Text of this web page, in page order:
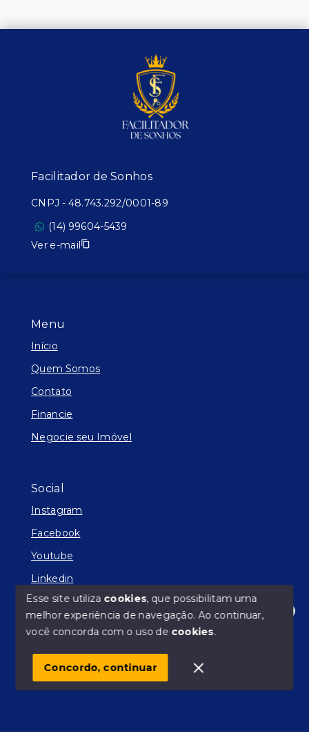
Menu
Início
Quem Somos
Contato
Financie
Negocie seu Imóvel
Social
Instagram
Facebook
Youtube
Linkedin
© Copyright 2026 - Facilitador de Sonhos - Todos os
SITE PARA IMOBILIARIA
Facilitador de Sonhos
CNPJ - 48.743.292/0001-89
(14) 99604-5439
Ver e-mail
Olá! Estamos disponíveis para te ajudar.
Esse site utiliza cookies, que possibilitam uma
melhor experiência de navegação.Ao continuar,
você concorda com o uso de cookies.
Concordo, continuar